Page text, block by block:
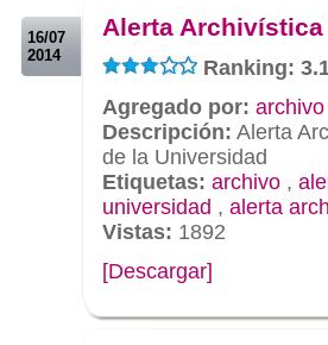
16/07
2014
Alerta Archivística
Ranking:
Agregado por: archivo
Descripción: Alerta
de la Universidad
Etiquetas: archivo ,
universidad , alerta
Vistas: 1892
[Descargar]